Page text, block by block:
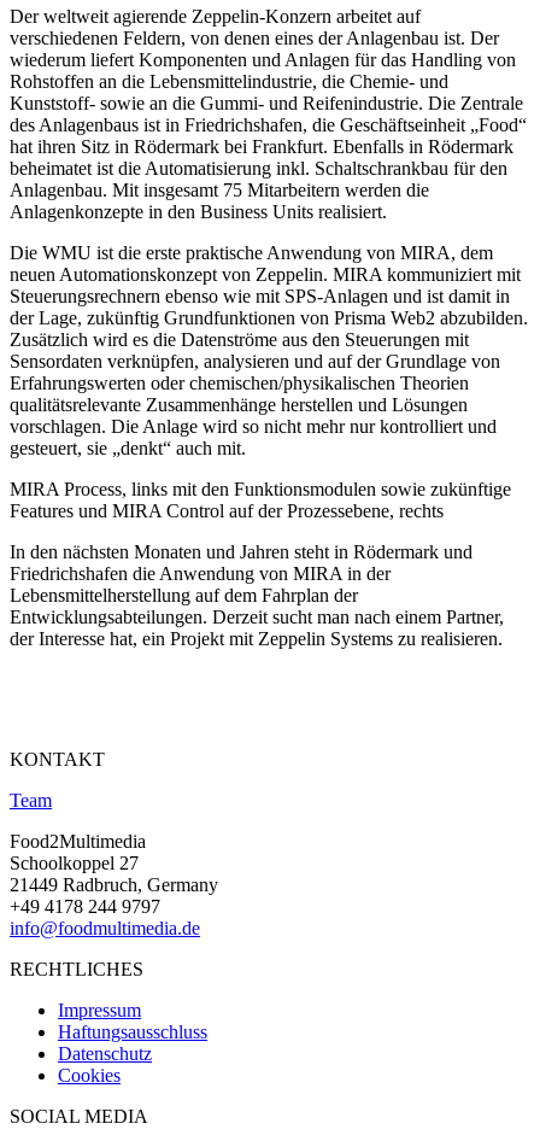
Der weltweit agierende Zeppelin-Konzern arbeitet auf
verschiedenen Feldern, von denen eines der Anlagenbau ist. Der
wiederum liefert Komponenten und Anlagen für das Handling von
Rohstoffen an die Lebensmittelindustrie, die Chemie- und
Kunststoff- sowie an die Gummi- und Reifenindustrie. Die Zentrale
des Anlagenbaus ist in Friedrichshafen, die Geschäftseinheit „Food“
hat ihren Sitz in Rödermark bei Frankfurt. Ebenfalls in Rödermark
beheimatet ist die Automatisierung inkl. Schaltschrankbau für den
Anlagenbau. Mit insgesamt 75 Mitarbeitern werden die
Anlagenkonzepte in den Business Units realisiert.
Die WMU ist die erste praktische Anwendung von MIRA, dem
neuen Automationskonzept von Zeppelin. MIRA kommuniziert mit
Steuerungsrechnern ebenso wie mit SPS-Anlagen und ist damit in
der Lage, zukünftig Grundfunktionen von Prisma Web2 abzubilden.
Zusätzlich wird es die Datenströme aus den Steuerungen mit
Sensordaten verknüpfen, analysieren und auf der Grundlage von
Erfahrungswerten oder chemischen/physikalischen Theorien
qualitätsrelevante Zusammenhänge herstellen und Lösungen
vorschlagen. Die Anlage wird so nicht mehr nur kontrolliert und
gesteuert, sie „denkt“ auch mit.
MIRA Process, links mit den Funktionsmodulen sowie zukünftige
Features und MIRA Control auf der Prozessebene, rechts
In den nächsten Monaten und Jahren steht in Rödermark und
Friedrichshafen die Anwendung von MIRA in der
Lebensmittelherstellung auf dem Fahrplan der
Entwicklungsabteilungen. Derzeit sucht man nach einem Partner,
der Interesse hat, ein Projekt mit Zeppelin Systems zu realisieren.
KONTAKT
Team
Food2Multimedia
Schoolkoppel 27
21449 Radbruch, Germany
+49 4178 244 9797
info@foodmultimedia.de
RECHTLICHES
Impressum
Haftungsausschluss
Datenschutz
Cookies
SOCIAL MEDIA